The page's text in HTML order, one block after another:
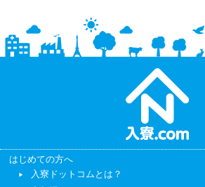
はじめての方へ
入寮ドットコムとは？